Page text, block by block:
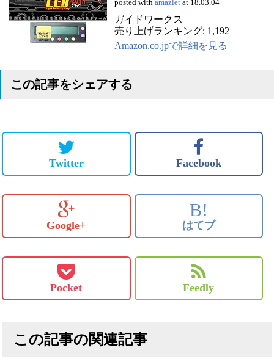
posted with amazlet at 18.03.04
ガイドワークス
売り上げランキング: 1,192
Amazon.co.jpで詳細を見る
この記事をシェアする
Twitter Facebook
Google+
B!
はてブ
Pocket Feedly
この記事の関連記事